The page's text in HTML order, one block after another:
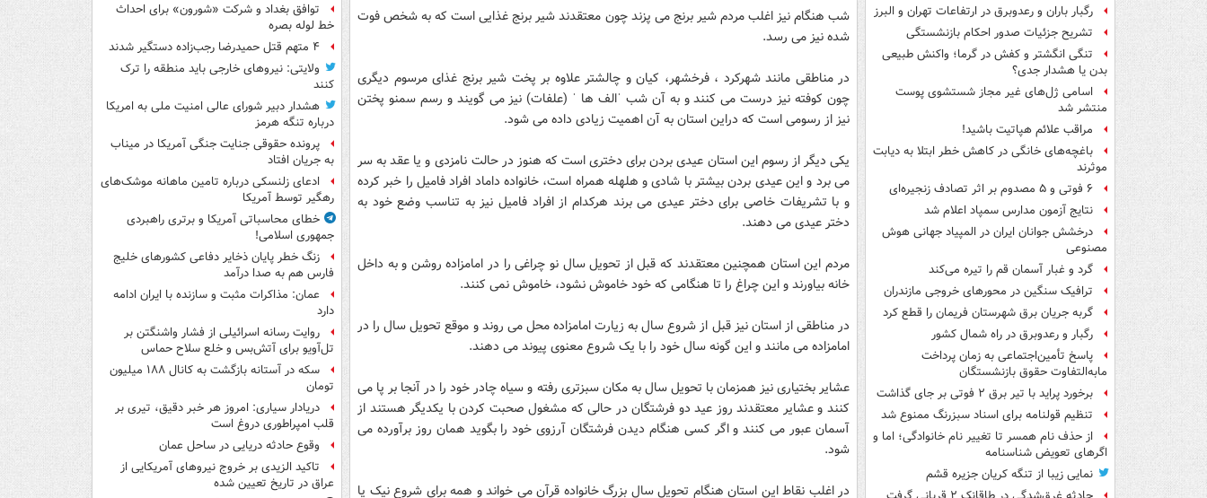
رگبار باران و رعدوبرق در ارتفاعات تهران و البرز
تشریح جزئیات صدور احکام بازنشستگی
تنگی انگشتر و کفش در گرما؛ واکنش طبیعی
بدن یا هشدار جدی؟
اسامی ژل‌های غیر مجاز شستشوی پوست
منتشر شد
مراقب علائم هپاتیت باشید!
باغچه‌های خانگی در کاهش خطر ابتلا به دیابت
موثرند
۶ فوتی و ۵ مصدوم بر اثر تصادف زنجیره‌ای
نتایج آزمون مدارس سمپاد اعلام شد
درخشش جوانان ایران در المپیاد جهانی هوش
مصنوعی
گرد و غبار آسمان قم را تیره می‌کند
ترافیک سنگین در محورهای خروجی مازندران
گربه جریان برق شهرستان فریمان را قطع کرد
رگبار و رعدوبرق در راه شمال کشور
پاسخ تأمین‌اجتماعی به زمان پرداخت
مابه‌التفاوت حقوق بازنشستگان
برخورد پراید با تیر برق ۲ فوتی بر جای گذاشت
تنظیم قولنامه برای اسناد سبزرنگ ممنوع شد
از حذف نام همسر تا تغییر نام خانوادگی؛ اما و
اگرهای تعویض شناسنامه
نمایی زیبا از تنگه کریان جزیره قشم
شب هنگام نیز اغلب مردم شیر برنج می پزند چون معتقدند شیر برنج غذایی است که به شخص فوت
شده نیز می رسد.
در مناطقی مانند شهرکرد ، فرخشهر، کیان و چالشتر علاوه بر پخت شیر برنج غذای مرسوم دیگری
چون کوفته نیز درست می کنند و به آن شب ˈالف ها ˈ (علفات) نیز می گویند و رسم سمنو پختن
نیز از رسومی است که دراین استان به آن اهمیت زیادی داده می شود.
یکی دیگر از رسوم این استان عیدی بردن برای دختری است که هنوز در حالت نامزدی و یا عقد به سر
می برد و این عیدی بردن بیشتر با شادی و هلهله همراه است، خانواده داماد افراد فامیل را خبر کرده
و با تشریفات خاصی برای دختر عیدی می برند هرکدام از افراد فامیل نیز به تناسب وضع خود به
دختر عیدی می دهند.
مردم این استان همچنین معتقدند که قبل از تحویل سال نو چراغی را در امامزاده روشن و به داخل
خانه بیاورند و این چراغ را تا هنگامی که خود خاموش نشود، خاموش نمی کنند.
در مناطقی از استان نیز قبل از شروع سال به زیارت امامزاده محل می روند و موقع تحویل سال را در
امامزاده می مانند و این گونه سال خود را با یک شروع معنوی پیوند می دهند.
عشایر بختیاری نیز همزمان با تحویل سال به مکان سبزتری رفته و سیاه چادر خود را در آنجا بر پا می
کنند و عشایر معتقدند روز عید دو فرشتگان در حالی که مشغول صحبت کردن با یکدیگر هستند از
آسمان عبور می کنند و اگر کسی هنگام دیدن فرشتگان آرزوی خود را بگوید همان روز برآورده می
شود.
در اغلب نقاط این استان هنگام تحویل سال بزرگ خانواده قرآن می خواند و همه برای شروع نیک یا
توافق بغداد و شرکت «شورون» برای احداث
خط لوله بصره
۴ متهم قتل حمیدرضا رجب‌زاده دستگیر شدند
ولایتی: نیروهای خارجی باید منطقه را ترک
کنند
هشدار دبیر شورای عالی امنیت ملی به امریکا
درباره تنگه هرمز
پرونده حقوقی جنایت جنگی آمریکا در میناب
به جریان افتاد
ادعای زلنسکی درباره تامین ماهانه موشک‌های
رهگیر توسط آمریکا
خطای محاسباتی آمریکا و برتری راهبردی
جمهوری اسلامی!
زنگ خطر پایان ذخایر دفاعی کشورهای خلیج
فارس هم به صدا درآمد
عمان: مذاکرات مثبت و سازنده با ایران ادامه
دارد
روایت رسانه اسرائیلی از فشار واشنگتن بر
تل‌آویو برای آتش‌بس و خلع سلاح حماس
سکه در آستانه بازگشت به کانال ۱۸۸ میلیون
تومان
دریادار سیاری: امروز هر خبر دقیق، تیری بر
قلب امپراطوری دروغ است
وقوع حادثه دریایی در ساحل عمان
تاکید الزیدی بر خروج نیروهای آمریکایی از
عراق در تاریخ تعیین شده